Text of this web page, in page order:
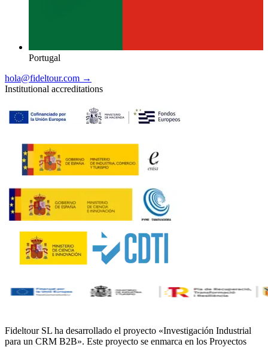
Portugal
hola@fideltour.com →
Institutional accreditations
Fideltour SL ha desarrollado el proyecto «Investigación Industrial
para un CRM B2B». Este proyecto se enmarca en los Proyectos